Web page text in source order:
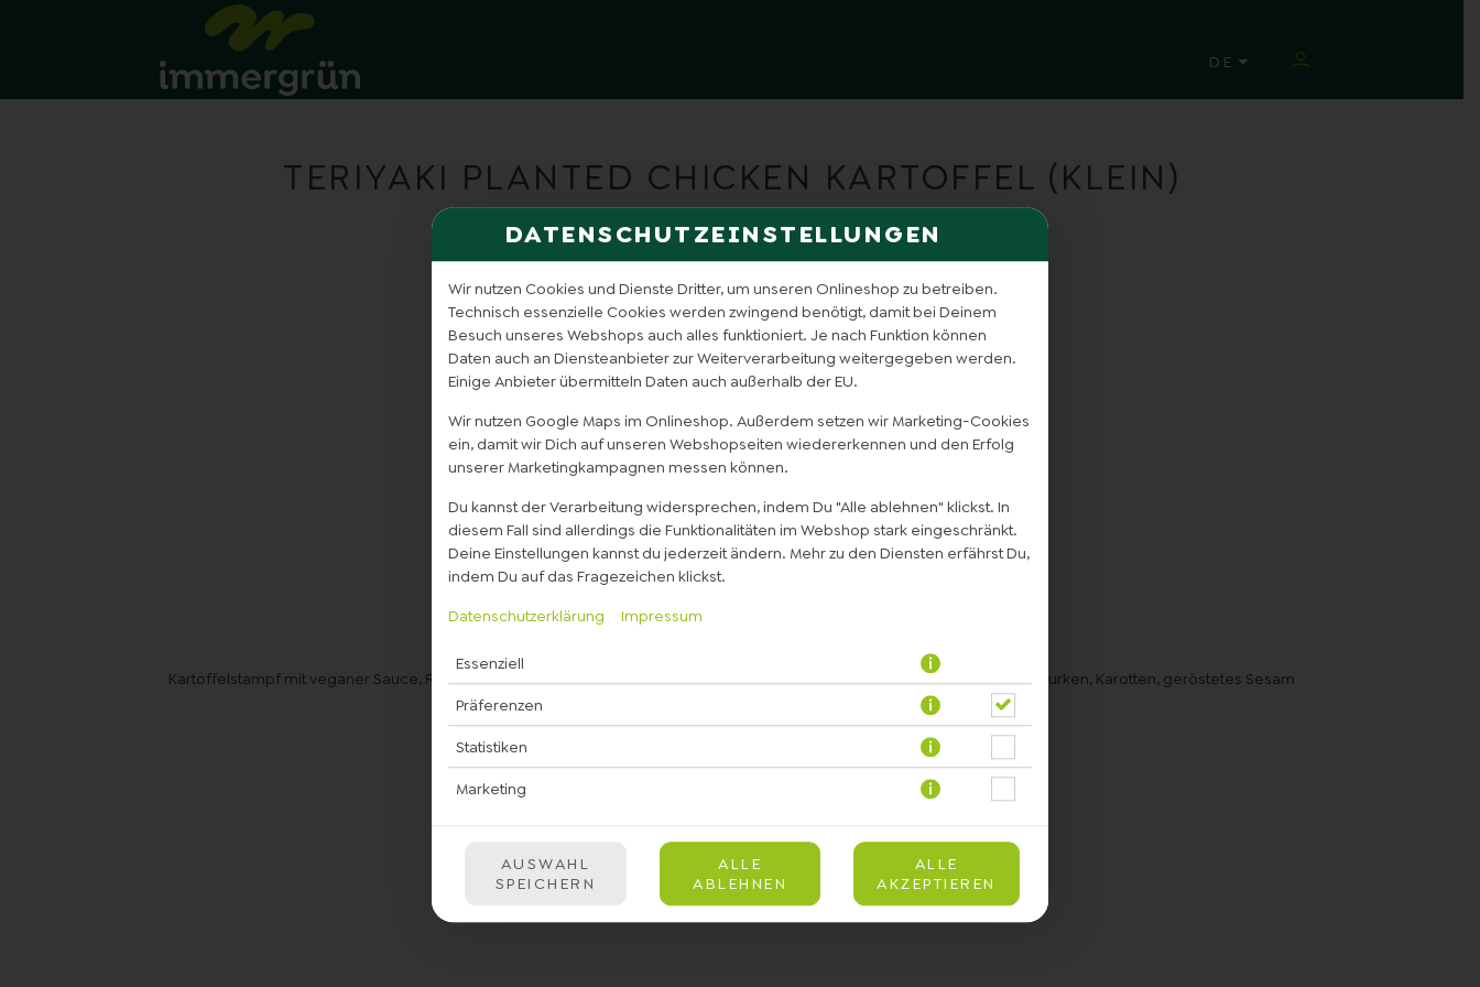
DATENSCHUTZEINSTELLUNGEN
Wir nutzen Cookies und Dienste Dritter, um unseren Onlineshop zu betreiben.
Technisch essenzielle Cookies werden zwingend benötigt, damit bei Deinem
Besuch unseres Webshops auch alles funktioniert. Je nach Funktion können
Daten auch an Diensteanbieter zur Weiterverarbeitung weitergegeben werden.
Einige Anbieter übermitteln Daten auch außerhalb der EU.
Wir nutzen Google Maps im Onlineshop. Außerdem setzen wir Marketing-Cookies
ein, damit wir Dich auf unseren Webshopseiten wiedererkennen und den Erfolg
unserer Marketingkampagnen messen können.
Du kannst der Verarbeitung widersprechen, indem Du "Alle ablehnen" klickst. In
diesem Fall sind allerdings die Funktionalitäten im Webshop stark eingeschränkt.
Deine Einstellungen kannst du jederzeit ändern. Mehr zu den Diensten erfährst Du,
indem Du auf das Fragezeichen klickst.
Datenschutzerklärung
Impressum
Essenziell
Präferenzen
Statistiken
Marketing
AUSWAHL
SPEICHERN
ALLE
ABLEHNEN
ALLE
AKZEPTIEREN
DE
SPRACHE ÄNDERN
TERIYAKI PLANTED CHICKEN KARTOFFEL (KLEIN)
Kartoffelstampf mit veganer Sauce, Röstzwiebeln, immergrün-Salatmischung, Planted.Chicken, Teriyaki Sauce, Edamame, Gurken, Karotten, geröstetes Sesam